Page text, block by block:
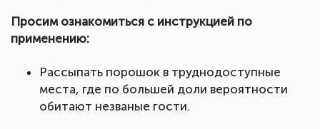
Просим ознакомиться с инструкцией по
применению:
Рассыпать порошок в труднодоступные
места, где по большей доли вероятности
обитают незваные гости.